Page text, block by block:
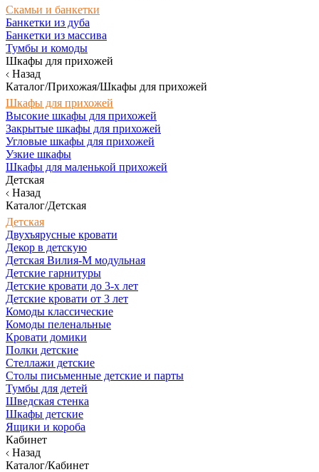
Скамьи и банкетки
Банкетки из дуба
Банкетки из массива
Тумбы и комоды
Шкафы для прихожей
Назад
Каталог/Прихожая/Шкафы для прихожей
Шкафы для прихожей
Высокие шкафы для прихожей
Закрытые шкафы для прихожей
Угловые шкафы для прихожей
Узкие шкафы
Шкафы для маленькой прихожей
Детская
Назад
Каталог/Детская
Детская
Двухъярусные кровати
Декор в детскую
Детская Вилия-М модульная
Детские гарнитуры
Детские кровати до 3-х лет
Детские кровати от 3 лет
Комоды классические
Комоды пеленальные
Кровати домики
Полки детские
Стеллажи детские
Столы письменные детские и парты
Тумбы для детей
Шведская стенка
Шкафы детские
Ящики и короба
Кабинет
Назад
Каталог/Кабинет